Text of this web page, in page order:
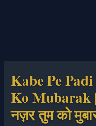
Kabe Pe
Ko Mubarak
नज़र तुम को